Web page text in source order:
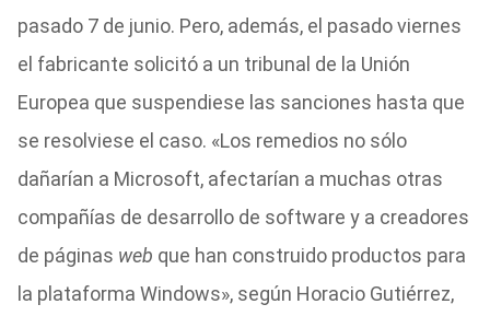
pasado 7 de junio. Pero, además, el pasado viernes
el fabricante solicitó a un tribunal de la Unión
Europea que suspendiese las sanciones hasta que
se resolviese el caso. «Los remedios no sólo
dañarían a Microsoft, afectarían a muchas otras
compañías de desarrollo de software y a creadores
de páginas web que han construido productos para
la plataforma Windows», según Horacio Gutiérrez,